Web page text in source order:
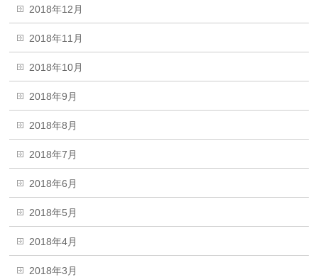
2018年12月
2018年11月
2018年10月
2018年9月
2018年8月
2018年7月
2018年6月
2018年5月
2018年4月
2018年3月